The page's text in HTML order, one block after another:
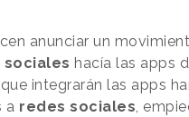
anunciar un
sociales hacía las apps
integrarán las apps
a redes sociales ,